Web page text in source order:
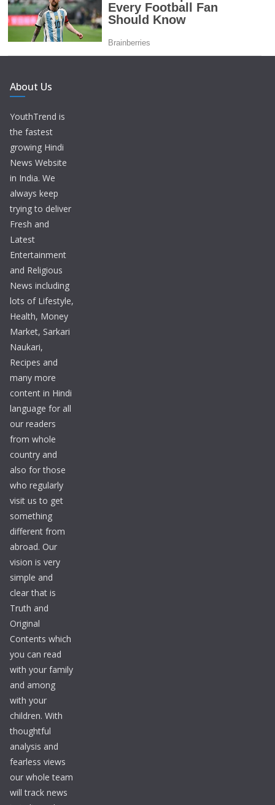
About Us
YouthTrend is
the fastest
growing Hindi
News Website
in India. We
always keep
trying to deliver
Fresh and
Latest
Entertainment
and Religious
News including
lots of Lifestyle,
Health, Money
Market, Sarkari
Naukari,
Recipes and
many more
content in Hindi
language for all
our readers
from whole
country and
also for those
who regularly
visit us to get
something
different from
abroad. Our
vision is very
simple and
clear that is
Truth and
Original
Contents which
you can read
with your family
and among
with your
children. With
thoughtful
analysis and
fearless views
our whole team
will track news